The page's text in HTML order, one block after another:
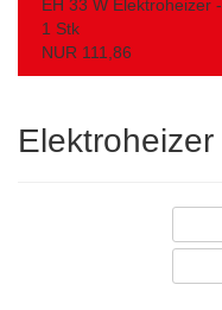
EH 33 W Elektroheizer -
1 Stk
NUR 111,86
Elektroheizer